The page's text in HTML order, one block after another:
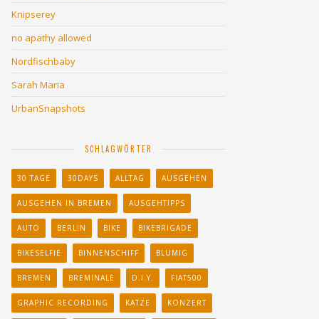
Knipserey
no apathy allowed
Nordfischbaby
Sarah Maria
UrbanSnapshots
SCHLAGWÖRTER
30 TAGE 30DAYS ALLTAG AUSGEHEN
AUSGEHEN IN BREMEN AUSGEHTIPPS
AUTO BERLIN BIKE BIKEBRIGADE
BIKESELFIE BINNENSCHIFF BLUMIG
BREMEN BREMINALE D.I.Y. FIAT500
GRAPHIC RECORDING KATZE KONZERT